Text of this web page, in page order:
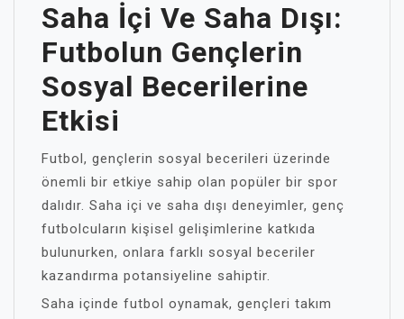
Saha İçi Ve Saha Dışı:
Futbolun Gençlerin
Sosyal Becerilerine
Etkisi
Futbol, gençlerin sosyal becerileri üzerinde
önemli bir etkiye sahip olan popüler bir spor
dalıdır. Saha içi ve saha dışı deneyimler, genç
futbolcuların kişisel gelişimlerine katkıda
bulunurken, onlara farklı sosyal beceriler
kazandırma potansiyeline sahiptir.
Saha içinde futbol oynamak, gençleri takım